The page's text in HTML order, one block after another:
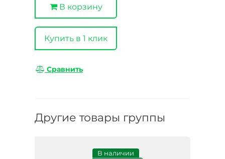
В корзину
Купить в 1 клик
Сравнить
Другие товары группы
В наличии